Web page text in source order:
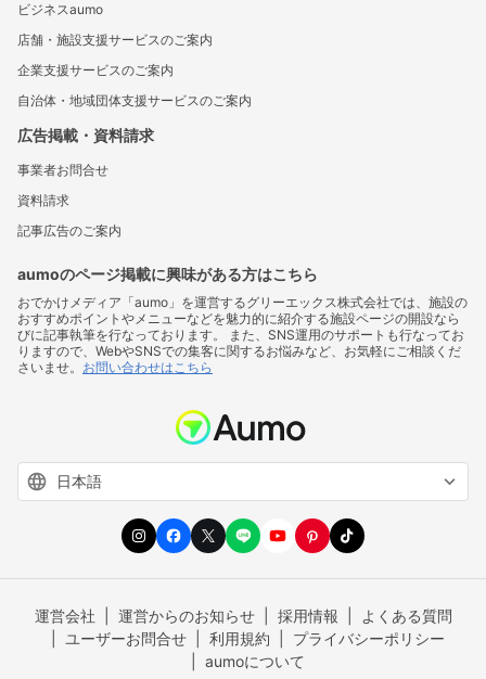
ビジネスaumo
店舗・施設支援サービスのご案内
企業支援サービスのご案内
自治体・地域団体支援サービスのご案内
広告掲載・資料請求
事業者お問合せ
資料請求
記事広告のご案内
aumoのページ掲載に興味がある方はこちら
おでかけメディア「aumo」を運営するグリーエックス株式会社では、施設の
おすすめポイントやメニューなどを魅力的に紹介する施設ページの開設なら
びに記事執筆を行なっております。 また、SNS運用のサポートも行なってお
りますので、WebやSNSでの集客に関するお悩みなど、お気軽にご相談くだ
さいませ。 お問い合わせはこちら
運営会社 運営からのお知らせ 採用情報
よくある質問
ユーザーお問合せ
利用規約
プライバシーポリシー
aumoについて